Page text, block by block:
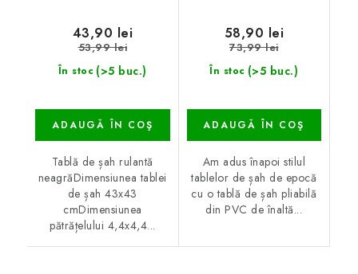
În stoc (>5 buc.)
43,90 lei
53,99 lei
ADAUGĂ ÎN COŞ
Tablă de șah rulantă
neagrăDimensiunea tablei
de șah 43x43
cmDimensiunea
pătrățelului 4,4x4,4...
În stoc (>5 buc.)
58,90 lei
73,99 lei
ADAUGĂ ÎN COŞ
Am adus înapoi stilul
tablelor de șah de epocă
cu o tablă de șah pliabilă
din PVC de înaltă...